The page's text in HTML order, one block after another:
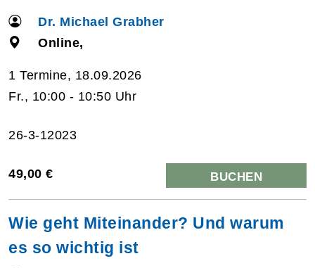
Dr. Michael Grabher
Online,
1 Termine, 18.09.2026
Fr., 10:00 - 10:50 Uhr
26-3-12023
49,00 € BUCHEN
Wie geht Miteinander? Und warum
es so wichtig ist